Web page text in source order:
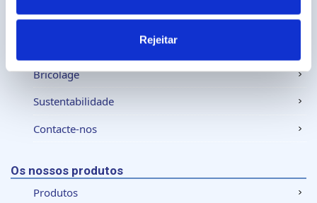
ativa as características específicas (impressão
digital)
Saiba mais sobre como os seus dados pessoais são
processados e defina as suas preferências na
qualquer momento da Declaração de Cookies.
Utilizamos cookies para personalizar conteúdo e
anúncios, fornecer funcionalidades de redes sociais e
analisar o nosso tráfego. Também partilhamos
Rejeitar
Sobre a Ceys
Bricolage
Sustentabilidade
Contacte-nos
Os nossos produtos
Produtos